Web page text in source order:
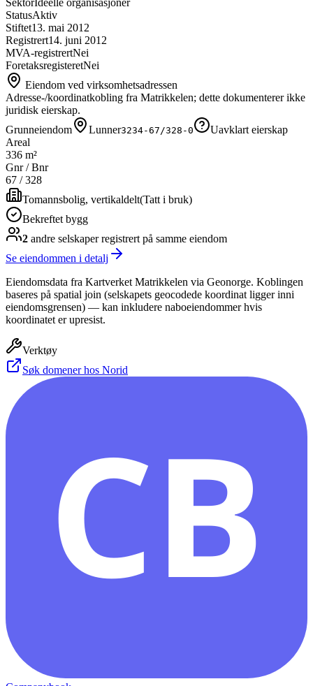
StatusAktiv
Stiftet13. mai 2012
Registrert14. juni 2012
MVA-registrertNei
ForetaksregisteretNei
Eiendom ved virksomhetsadressen
Adresse-/koordinatkobling fra Matrikkelen; dette dokumenterer ikke
juridisk eierskap.
Grunneiendom
Lunner3234-67/328-0
Uavklart eierskap
Areal
336 m²
Gnr / Bnr
67 /328
Tomannsbolig, vertikaldelt(Tatt i bruk)
Bekreftet bygg
2 andre selskaperregistrert på samme eiendom
Se eiendommen i detalj
Eiendomsdata fra Kartverket Matrikkelen via Geonorge. Koblingen
baseres på spatial join (selskapets geocodede koordinat ligger inni
eiendomsgrensen) — kan inkludere naboeiendommer hvis
koordinatet er upresist.
Verktøy
Søk domener hos Norid
CB